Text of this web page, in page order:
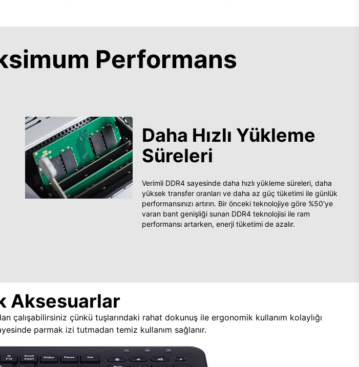
Performans
Daha Hızlı Yükleme
Süreleri
Verimli DDR4 sayesinde daha hızlı yükleme süreleri, daha
yüksek transfer oranları ve daha az güç tüketimi ile günlük
performansınızı artırın. Bir önceki teknolojiye göre %50’ye
varan bant genişliği sunan DDR4 teknolojisi ile ram
performansı artarken, enerji tüketimi de azalır.
Aksesuarlar
çünkü tuşlarındaki rahat dokunuş ile ergonomik kullanım kolaylığı
parmak izi tutmadan temiz kullanım sağlanır.